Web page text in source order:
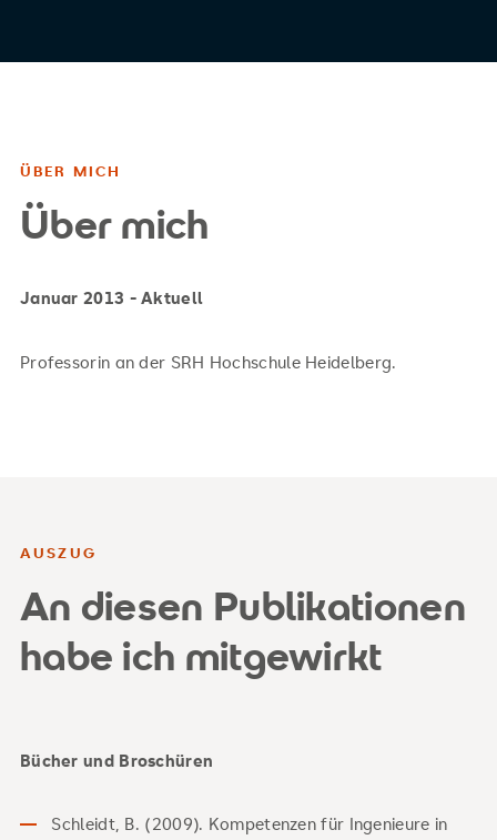
ÜBER MICH
Über mich
Januar 2013 - Aktuell
Professorin an der SRH Hochschule Heidelberg.
AUSZUG
An diesen Publikationen
habe ich mitgewirkt
Bücher und Broschüren
Schleidt, B. (2009). Kompetenzen für Ingenieure in